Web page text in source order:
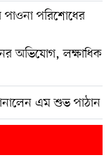
পাওনা পরিশোধের
অভিযোগ, লক্ষাধিক
এম শুভ পাঠান